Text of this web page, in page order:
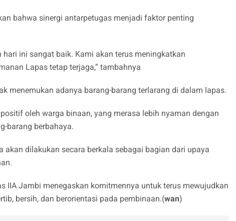
bahwa sinergi antarpetugas menjadi faktor penting
ini sangat baik. Kami akan terus meningkatkan
Lapas tetap terjaga,” tambahnya
menemukan adanya barang-barang terlarang di dalam lapas.
oleh warga binaan, yang merasa lebih nyaman dengan
barang berbahaya.
akan dilakukan secara berkala sebagai bagian dari upaya
IIA Jambi menegaskan komitmennya untuk terus mewujudkan
bersih, dan berorientasi pada pembinaan.(wan)